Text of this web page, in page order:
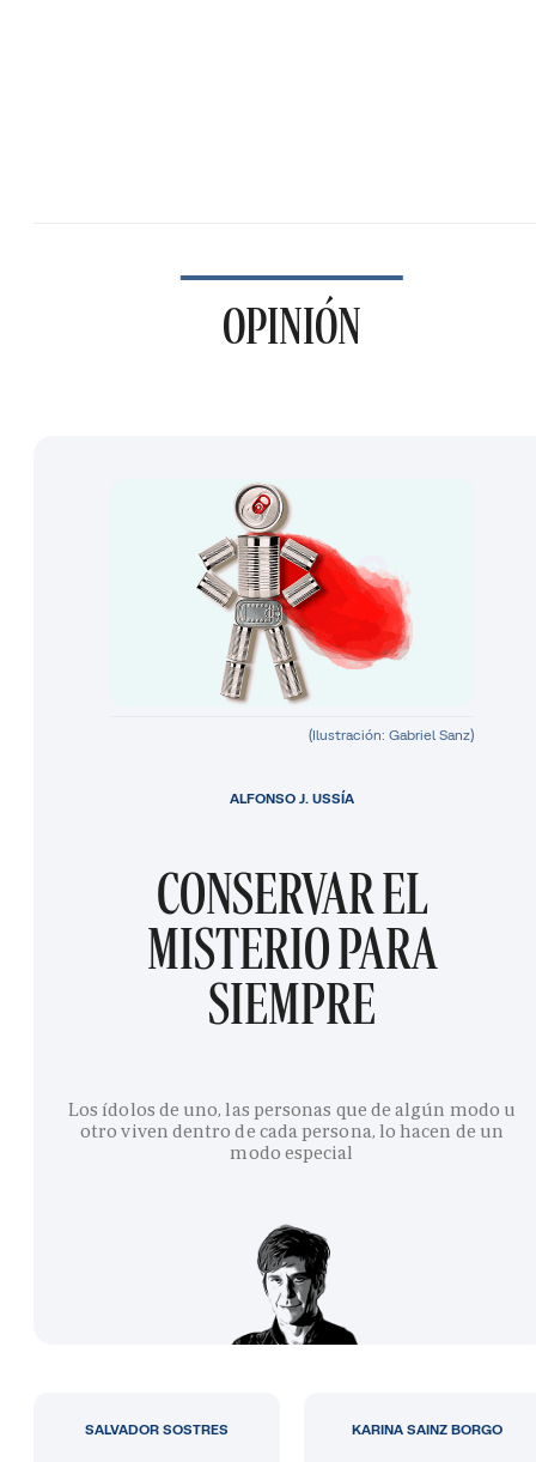
OPINIÓN
(Ilustración: Gabriel Sanz)
CONSERVAR EL
MISTERIO PARA
SIEMPRE
Los ídolos de uno, las personas que de algún modo u
otro viven dentro de cada persona, lo hacen de un
modo especial
ALFONSO J. USSÍA
SALVADOR SOSTRES KARINA SAINZ BORGO